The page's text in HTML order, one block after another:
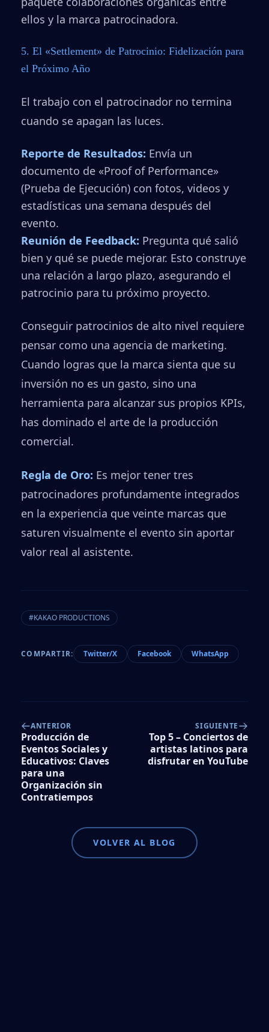
ellos y la marca patrocinadora.
5. El «Settlement» de Patrocinio: Fidelización para
el Próximo Año
El trabajo con el patrocinador no termina
cuando se apagan las luces.
Reporte de Resultados: Envía un
documento de «Proof of Performance»
(Prueba de Ejecución) con fotos, videos y
estadísticas una semana después del
evento.
Reunión de Feedback: Pregunta qué salió
bien y qué se puede mejorar. Esto construye
una relación a largo plazo, asegurando el
patrocinio para tu próximo proyecto.
Conseguir patrocinios de alto nivel requiere
pensar como una agencia de marketing.
Cuando logras que la marca sienta que su
inversión no es un gasto, sino una
herramienta para alcanzar sus propios KPIs,
has dominado el arte de la producción
comercial.
Regla de Oro: Es mejor tener tres
patrocinadores profundamente integrados
en la experiencia que veinte marcas que
saturen visualmente el evento sin aportar
valor real al asistente.
#KAKAO PRODUCTIONS
COMPARTIR: Twitter/X Facebook WhatsApp
ANTERIOR
Producción de
Eventos Sociales y
Educativos: Claves
para una
Organización sin
Contratiempos
SIGUIENTE
Top 5 – Conciertos de
artistas latinos para
disfrutar en YouTube
VOLVER AL BLOG